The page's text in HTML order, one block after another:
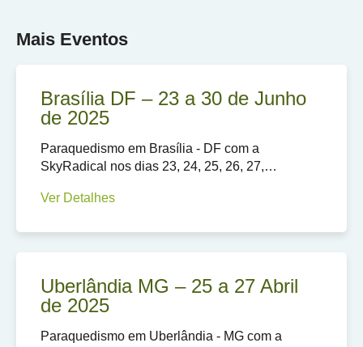
Mais Eventos
Brasília DF – 23 a 30 de Junho
de 2025
Paraquedismo em Brasília - DF com a
SkyRadical nos dias 23, 24, 25, 26, 27,…
Ver Detalhes
Uberlândia MG – 25 a 27 Abril
de 2025
Paraquedismo em Uberlândia - MG com a